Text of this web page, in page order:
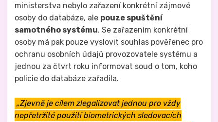
ministerstva nebylo zařazení konkrétní zájmové
osoby do databáze, ale pouze spuštění
samotného systému. Se zařazením konkrétní
osoby má pak pouze vyslovit souhlas pověřenec pro
ochranu osobních údajů provozovatele systému a
jednou za čtvrt roku informovat soud o tom, koho
policie do databáze zařadila.
„Zjevně je cílem zlegalizovat jednou pro vždy
nepřetržité použití biometrických sledovacích